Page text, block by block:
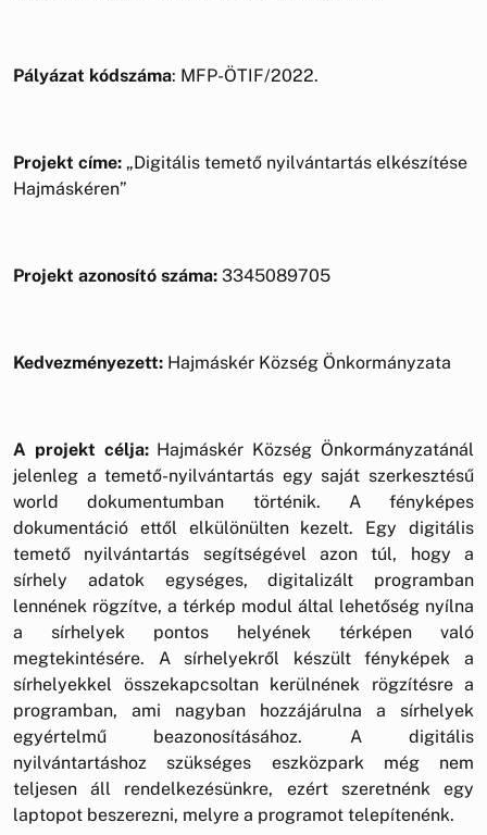
Pályázat kódszáma: MFP-ÖTIF/2022.
Projekt címe: „Digitális temető nyilvántartás elkészítése
Hajmáskéren”
Projekt azonosító száma: 3345089705
Kedvezményezett: Hajmáskér Község Önkormányzata
A projekt célja:Hajmáskér Község Önkormányzatánál
jelenleg a temető-nyilvántartás egy saját szerkesztésű
world dokumentumban történik. A fényképes
dokumentáció ettől elkülönülten kezelt. Egy digitális
temető nyilvántartás segítségével azon túl, hogy a
sírhely adatok egységes, digitalizált programban
lennének rögzítve, a térkép modul által lehetőség nyílna
a sírhelyek pontos helyének térképen való
megtekintésére. A sírhelyekről készült fényképek a
sírhelyekkel összekapcsoltan kerülnének rögzítésre a
programban, ami nagyban hozzájárulna a sírhelyek
egyértelmű beazonosításához. A digitális
nyilvántartáshoz szükséges eszközpark még nem
teljesen áll rendelkezésünkre, ezért szeretnénk egy
laptopot beszerezni, melyre a programot telepítenénk.